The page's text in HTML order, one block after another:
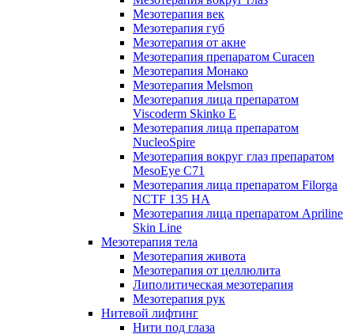
Мезотерапия век
Мезотерапия губ
Мезотерапия от акне
Мезотерапия препаратом Curacen
Мезотерапия Монако
Мезотерапия Melsmon
Мезотерапия лица препаратом
Viscoderm Skinko E
Мезотерапия лица препаратом
NucleoSpire
Мезотерапия вокруг глаз препаратом
MesoEye С71
Мезотерапия лица препаратом Filorga
NCTF 135 HA
Мезотерапия лица препаратом Apriline
Skin Line
Мезотерапия тела
Мезотерапия живота
Мезотерапия от целлюлита
Липолитическая мезотерапия
Мезотерапия рук
Нитевой лифтинг
Нити под глаза